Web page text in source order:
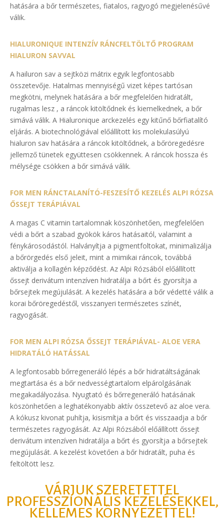
hatására a bőr természetes, fiatalos, ragyogó megjelenésűvé
válik.
HIALURONIQUE INTENZÍV RÁNCFELTÖLTŐ PROGRAM
HIALURON SAVVAL
A hailuron sav a sejtközi mátrix egyik legfontosabb
összetevője. Hatalmas mennyiségű vizet képes tartósan
megkötni, melynek hatására a bőr megfelelően hidratált,
rugalmas lesz , a ráncok kitöltődnek és kiemelkednek, a bőr
simává válik. A Hialuronique arckezelés egy kitűnő bőrfiatalító
eljárás. A biotechnológiával előállított kis molekulasúlyú
hialuron sav hatására a ráncok kitöltődnek, a bőröregedésre
jellemző tünetek együttesen csökkennek. A ráncok hossza és
mélysége csökken a bőr simává válik.
FOR MEN RÁNCTALANÍTÓ-FESZESÍTŐ KEZELÉS ALPI RÓZSA
ŐSSEJT TERÁPIÁVAL
A magas C vitamin tartalomnak köszönhetően, megfelelően
védi a bőrt a szabad gyökök káros hatásaitól, valamint a
fénykárosodástól. Halványítja a pigmentfoltokat, minimalizálja
a bőrörgedés első jeleit, mint a mimikai ráncok, továbbá
aktiválja a kollagén képződést. Az Alpi Rózsából előállított
őssejt derivátum intenzíven hidratálja a bőrt és gyorsítja a
bőrsejtek megújulását. A kezelés hatására a bőr védetté válik a
korai bőröregedéstől, visszanyeri természetes színét,
ragyogását.
FOR MEN ALPI RÓZSA ŐSSEJT TERÁPIÁVAL- ALOE VERA
HIDRATÁLÓ HATÁSSAL
A legfontosabb bőrregeneráló lépés a bőr hidratáltságának
megtartása és a bőr nedvességtartalom elpárolgásának
megakadályozása. Nyugtató és bőrregeneráló hatásának
köszönhetően a leghatékonyabb aktív összetevő az aloe vera.
A kókusz kivonat puhítja, kisismítja a bőrt és visszaadja a bőr
természetes ragyogását. Az Alpi Rózsából előállított őssejt
derivátum intenzíven hidratálja a bőrt és gyorsítja a bőrsejtek
megújulását. A kezelést követően a bőr hidratált, puha és
feltöltött lesz.
VÁRJUK SZERETETTEL
PROFESSZIONÁLIS KEZELÉSEKKEL,
KELLEMES KÖRNYEZETTEL!